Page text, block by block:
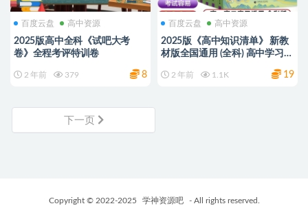
百度云盘 高中资源
2025版高中全科《试吧大考
卷》全程考评特训卷
2 年前 379 8
百度云盘 高中资源
2025版《高中知识清单》 新教
材版全国通用 (全科) 高中学习清
2 年前 1.1K 19
下一页
Copyright © 2022-2025 学神资源吧
- All rights reserved.